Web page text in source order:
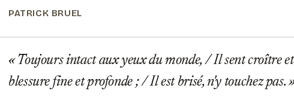
PATRICK BRUEL
Toujours intact aux yeux du monde, / Il sent croître
blessure fine et profonde ; / Il est brisé, n'y touchez pas.